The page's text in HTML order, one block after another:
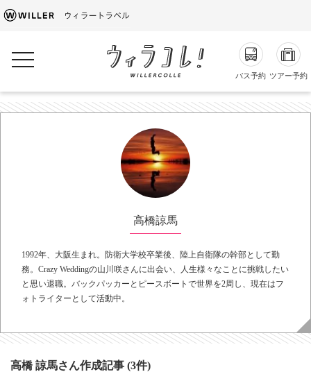
バス予約 ツアー予約
toggle navigation
高橋諒馬
1992年、大阪生まれ。防衛大学校卒業後、陸上自衛隊の幹部として勤
務。Crazy Weddingの山川咲さんに出会い、人生様々なことに挑戦したい
と思い退職。バックパッカーとピースボートで世界を2周し、現在はフ
ォトライターとして活動中。
高橋 諒馬さん作成記事 (3件)